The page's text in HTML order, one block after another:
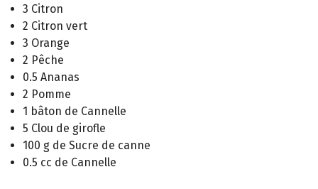
3 Citron
2 Citron vert
3 Orange
2 Pêche
0.5 Ananas
2 Pomme
1 bâton de Cannelle
5 Clou de girofle
100 g de Sucre de canne
0.5 cc de Cannelle